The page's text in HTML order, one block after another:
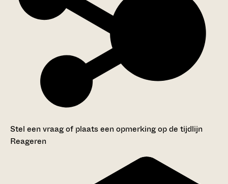
Stel een vraag of plaats een opmerking op de tijdlijn
Reageren